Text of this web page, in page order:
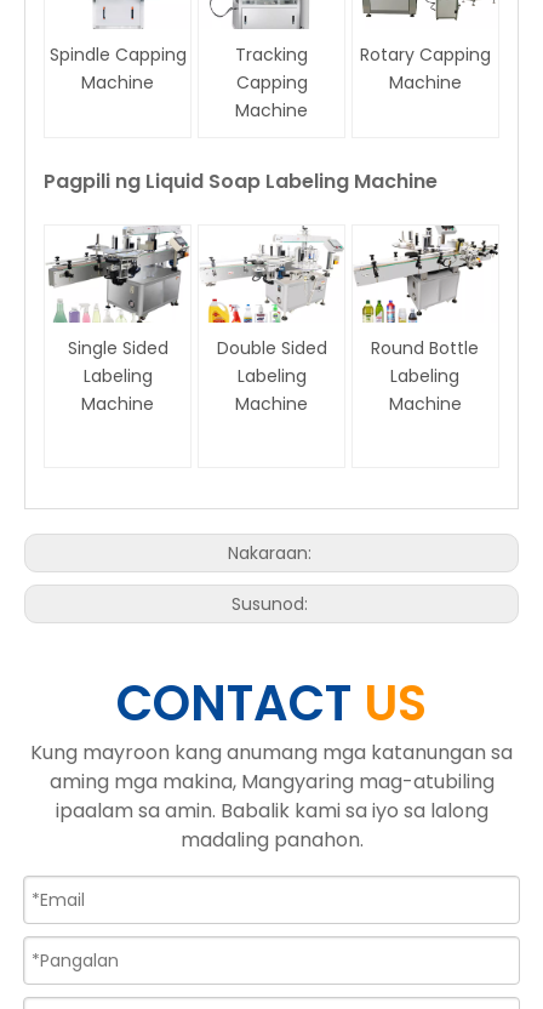
Spindle Capping
Machine
Tracking
Capping
Machine
Rotary Capping
Machine
Pagpili ng Liquid Soap Labeling Machine
Single Sided
Labeling
Machine
Double Sided
Labeling
Machine
Round Bottle
Labeling
Machine
Nakaraan:
Susunod:
CONTACT US
Kung mayroon kang anumang mga katanungan sa
aming mga makina, Mangyaring mag-atubiling
ipaalam sa amin. Babalik kami sa iyo sa lalong
madaling panahon.